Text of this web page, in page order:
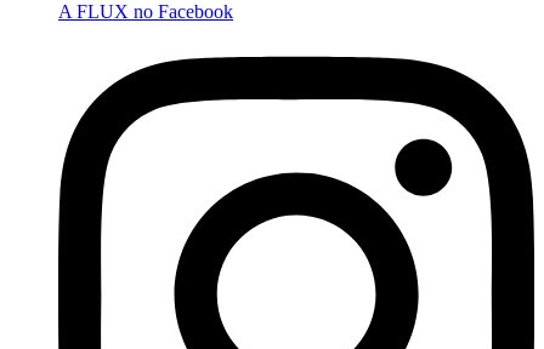
A FLUX no Facebook